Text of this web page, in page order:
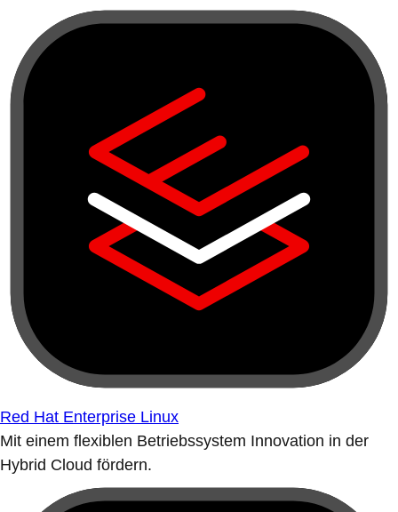
Red Hat Enterprise Linux
Mit einem flexiblen Betriebssystem Innovation in der
Hybrid Cloud fördern.